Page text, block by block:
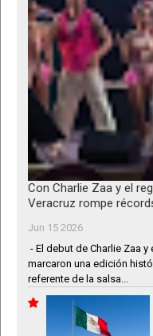
Con Charlie Zaa y el
Veracruz rompe
Jun 15 2026
- El debut de Charlie Zaa
marcaron una edición
referente de la salsa...